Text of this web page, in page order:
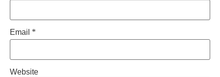
Email *
Website